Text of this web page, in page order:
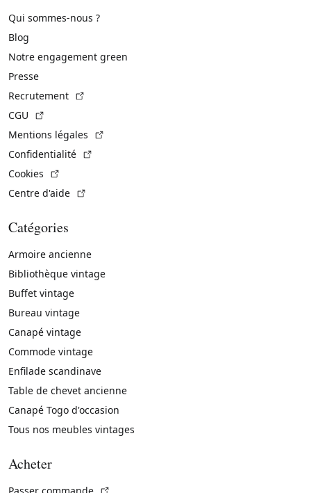
Qui sommes-nous ?
Blog
Notre engagement green
Presse
Recrutement
CGU
Mentions légales
Confidentialité
Cookies
Centre d'aide
Catégories
Armoire ancienne
Bibliothèque vintage
Buffet vintage
Bureau vintage
Canapé vintage
Commode vintage
Enfilade scandinave
Table de chevet ancienne
Canapé Togo d'occasion
Tous nos meubles vintages
Acheter